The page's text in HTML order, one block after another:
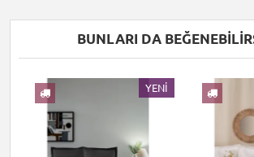
BUNLARI DA
YENI